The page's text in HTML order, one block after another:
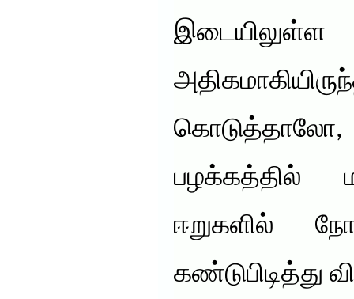
பழக்கத்தில்
ஈறுகளில்
கண்டுபிடித்து